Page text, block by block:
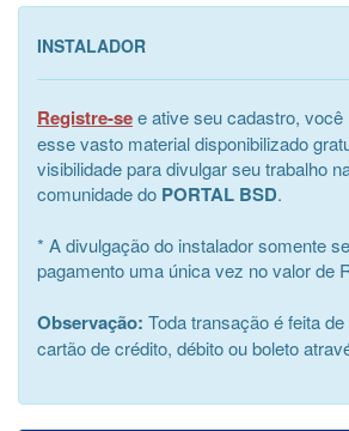
INSTALADOR
Registre-see ative seu cadastro,
esse vasto material disponibilizado
visibilidade para divulgar seu trabalho
comunidade do PORTAL BSD.
* A divulgação do instalador somente
pagamento uma única vez no valor de
Observação: Toda transação é feita
cartão de crédito, débito ou boleto